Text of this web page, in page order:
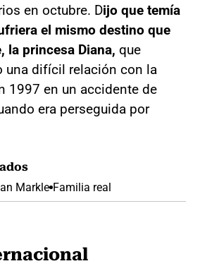
en octubre. Dijo que temía
el mismo destino que
la princesa Diana, que
una difícil relación con la
1997 en un accidente de
era perseguida por
Markle Familia real